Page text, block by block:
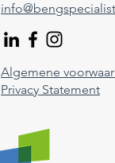
Algemene
Privacy Statement